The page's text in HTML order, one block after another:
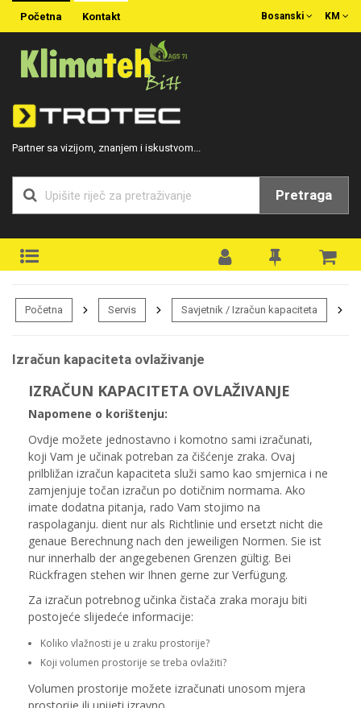
Početna Kontakt KM
Bosanski
Partner sa vizijom, znanjem i iskustvom...
Pretraga
Početna Servis Savjetnik / Izračun kapaciteta
Izračun­ kapaciteta ovlaživanje